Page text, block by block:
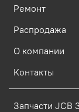
Ремонт
Распродажа
О компании
Контакты
Запчасти JCB